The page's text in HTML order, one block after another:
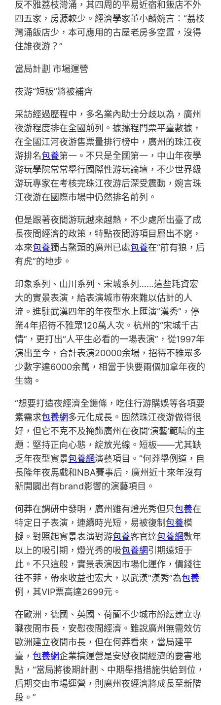
反不雅荔枝灣涌，其四周的平易近宿和飯店不外
四五家，房源較少。經濟學家董小麟婉言：“荔枝
灣涌飯店少，本可應用的古屋老房多空置，沒得
住誰夜游？”
當局計劃 市場運營
夜游“短板”將被補齊
采訪經過歷程中，多名業內助士分歧以為，廣州
夜游程度排在全國前列。據攜程門票平臺數據，
在全國江河夜游售票量排行榜中，廣州的珠江夜
游排名包養第一。不只是全國第一，中山年夜學
游玩學院常常舉行國際性游玩論壇，不少世界級
游玩專家在考核完珠江夜游后深受震動，婉言珠
江夜游在國際市場中仍然排名前列。
但是跟著夜間游玩越來越熱，不少處所出臺了成
長夜間經濟的政策，特點夜間游項目層出不窮，
本來包養獨占鰲頭的廣州已處包養在“前有狼，后
有虎”的地步。
印象系列、山川系列、宋城系列……這些耗資宏
大的實景表演，給表演城市帶來難以估計的人
流。進駐武漢四年的年夜型水上匯演“漢秀”，停
業4年招待不雅眾120萬人次。杭州的“宋城千古
情”，更打出“人平生必看的一場表演”，從1997年
演出至今，合計表演20000余場，招待不雅眾多
少數字達6000余萬，相當于快要兩個加拿年夜的
生齒。
“想要打造夜經濟全鏈條，吃住行游購娛等各項要
素需求包養網多元化成長。固然珠江夜游做得很
好，但它不克不及掩飾廣州在夜間‘演藝’範疇的主
題：堅持正向心態，綻放光線。短板——尤其缺
乏年夜型實景包養網演藝項目。”何莽舉例道，自
長隆年夜馬戲和NBA賽事后，廣州近十來年沒有
新開闢出有brand影響的演藝項目。
何莽在調研中發明，廣州雖有燈光秀但只包養在
特定日子表演，連續時光短，易被復制包養模
擬。對照起實景表演對游包養客官達包養網數年
以上的吸引期，燈光秀的吸包養網引期遠短于
此。不只這般，實景表演因市場化運作，價錢往
往不菲，帶來收益也宏大，以武漢“漢秀”為包養
例，其VIP票高達2699元。
在歐洲，德國、英國、荷蘭不少城市紛紜建立專
職夜間市長，安慰夜間經濟。雖說廣州無需效仿
歐洲建立夜間市長，但在何莽看來，當局建平
臺，包養網企業搞運營是安慰夜間經濟的要害地
點，“當局將後期計劃、中期舉措措施供給到位，
后期交由市場運營，則廣州夜經濟將成長至新階
段。”